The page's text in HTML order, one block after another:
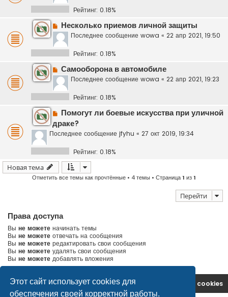
Этот сайт использует cookies для
обеспечения своей корректной работы.
Рейтинг: 0.18%
Несколько приемов личной защиты
Последнее сообщение wowa « 22 апр 2021, 19:50
Рейтинг: 0.18%
Самооборона в автомобиле
Последнее сообщение wowa « 22 апр 2021, 19:23
Рейтинг: 0.18%
Помогут ли боевые искусства при уличной
драке?
Последнее сообщение jfyhu « 27 окт 2019, 19:34
Рейтинг: 0.18%
Новая тема
Отметить все темы как прочтённые • 4 темы • Страница1 из1
Перейти
Права доступа
Вы не можете начинать темы
Вы не можете отвечать на сообщения
Вы не можете редактировать свои сообщения
Вы не можете удалять свои сообщения
Вы не можете добавлять вложения
На главную Удалить cookies